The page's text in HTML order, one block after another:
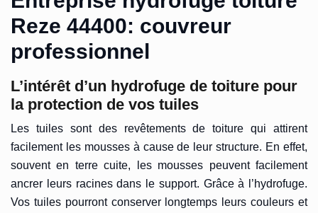
Reze 44400: couvreur
professionnel
L’intérêt d’un hydrofuge de toiture pour
la protection de vos tuiles
Les tuiles sont des revêtements de toiture qui attirent
facilement les mousses à cause de leur structure. En effet,
souvent en terre cuite, les mousses peuvent facilement
ancrer leurs racines dans le support. Grâce à l’hydrofuge.
Vos tuiles pourront conserver longtemps leurs couleurs et